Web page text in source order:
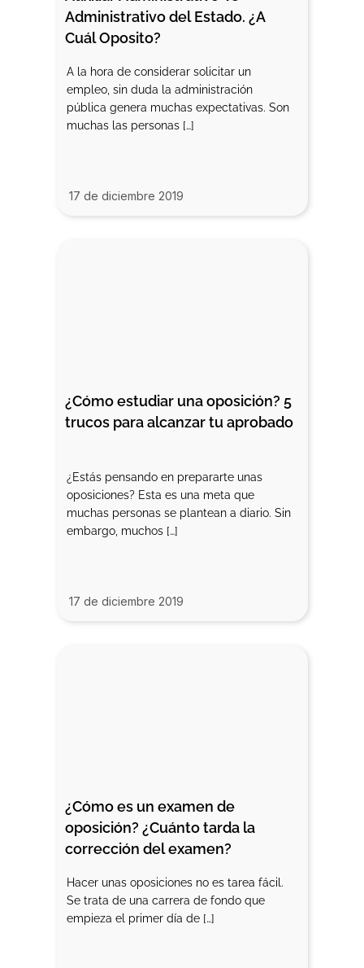
Administrativo del Estado. ¿A
Cuál Oposito?
A la hora de considerar solicitar un
empleo, sin duda la administración
pública genera muchas expectativas. Son
muchas las personas […]
17 de diciembre 2019
¿Cómo estudiar una oposición? 5
trucos para alcanzar tu aprobado
¿Estás pensando en prepararte unas
oposiciones? Esta es una meta que
muchas personas se plantean a diario. Sin
embargo, muchos […]
17 de diciembre 2019
¿Cómo es un examen de
oposición? ¿Cuánto tarda la
corrección del examen?
Hacer unas oposiciones no es tarea fácil.
Se trata de una carrera de fondo que
empieza el primer día de […]